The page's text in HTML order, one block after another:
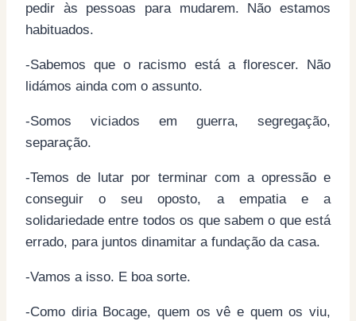
pedir às pessoas para mudarem. Não estamos
habituados.
-Sabemos que o racismo está a florescer. Não
lidámos ainda com o assunto.
-Somos viciados em guerra, segregação,
separação.
-Temos de lutar por terminar com a opressão e
conseguir o seu oposto, a empatia e a
solidariedade entre todos os que sabem o que está
errado, para juntos dinamitar a fundação da casa.
-Vamos a isso. E boa sorte.
-Como diria Bocage, quem os vê e quem os viu,